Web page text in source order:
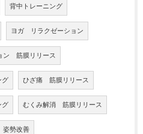
背中トレーニング
ヨガ リラクゼーション
ン 筋膜リリース
グ ひざ痛 筋膜リリース
グ むくみ解消 筋膜リリース
勢改善